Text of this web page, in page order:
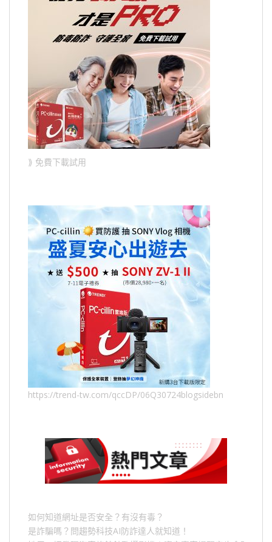
⟫ 免費下載試用
https://trend-tw.com/qccDP/06Q30724blogsidebn
如何知道網址是否安全？有沒有毒？
是詐騙嗎？問趨勢科技AI防詐達人就知道！